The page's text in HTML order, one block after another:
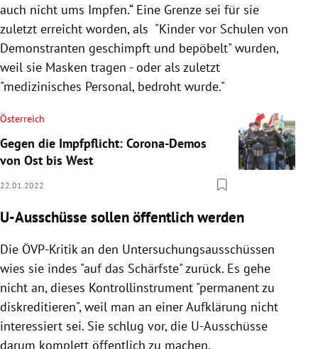
auch nicht ums Impfen.“ Eine Grenze sei für sie
zuletzt erreicht worden, als "Kinder vor Schulen von
Demonstranten geschimpft und bepöbelt" wurden,
weil sie Masken tragen - oder als zuletzt
"medizinisches Personal, bedroht wurde."
Österreich
Gegen die Impfpflicht: Corona-Demos
von Ost bis West
22.01.2022
U-Ausschüsse sollen öffentlich werden
Die ÖVP-Kritik an den Untersuchungsausschüssen
wies sie indes "auf das Schärfste" zurück. Es gehe
nicht an, dieses Kontrollinstrument "permanent zu
diskreditieren", weil man an einer Aufklärung nicht
interessiert sei. Sie schlug vor, die U-Ausschüsse
darum komplett öffentlich zu machen.